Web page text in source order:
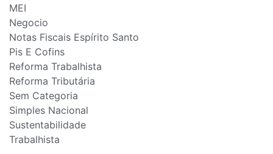
MEI
Negocio
Notas Fiscais Espírito Santo
Pis E Cofins
Reforma Trabalhista
Reforma Tributária
Sem Categoria
Simples Nacional
Sustentabilidade
Trabalhista